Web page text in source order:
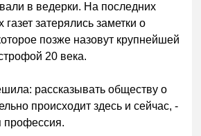
в ведерки. На последних
газет затерялись заметки о
позже назовут крупнейшей
20 века.
рассказывать обществу о
происходит здесь и сейчас, -
профессия.